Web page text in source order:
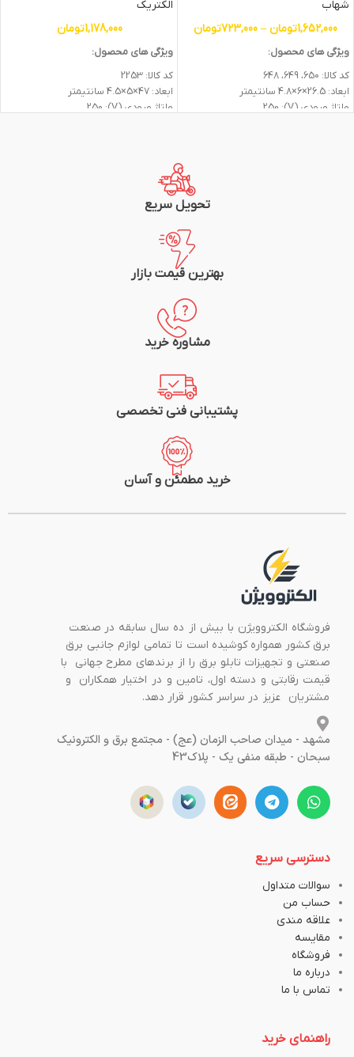
شهاب
1,652,000تومان –
723,000تومان
ویژگی های محصول:
کد کالا: 650، 649، 648
ابعاد: 26.5×6×4.8 سانتیمتر
ولتاژ ورودی (V): 250
استاندارد ملی ایران، گواهی استاندارد اروپا
الکتریک
1,178,000تومان
ویژگی های محصول:
کد کالا: 2253
ابعاد: 47×5×4.5 سانتیمتر
ولتاژ ورودی (V): 250
جنس بدنه: پلاستیک
جنس هسته: سرامیک
رنگ بدنه: سفید
طول کابل (متر): 1.8 متر
نوع کابل: 1*3
ارت: دارد
استاندارد ملی ایران، گواهی استاندارد اروپا
تحویل سریع
بهترین قیمت بازار
مشاوره خرید
پشتیبانی فنی تخصصی
خرید مطمئن و آسان
فروشگاه الکتروویژن با بیش از ده سال سابقه در صنعت
برق کشور همواره کوشیده است تا تمامی لوازم جانبی برق
صنعتی و تجهیزات تابلو برق را از برندهای مطرح جهانی با
قیمت رقابتی و دسته اول، تامین و در اختیار همکاران و
مشتریان عزیز در سراسر کشور قرار دهد.
مشهد - میدان صاحب الزمان (عج) - مجتمع برق و الکترونیک
سبحان - طبقه منفی یک - پلاک43
دسترسی سریع
سوالات متداول
حساب من
علاقه مندی
مقایسه
فروشگاه
درباره ما
تماس با ما
راهنمای خرید